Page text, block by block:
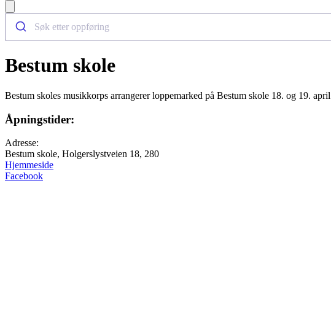
Bestum skole
Bestum skoles musikkorps arrangerer loppemarked på Bestum skole 18. og 19.
Åpningstider:
Adresse:
Bestum skole, Holgerslystveien 18, 280
Hjemmeside
Facebook